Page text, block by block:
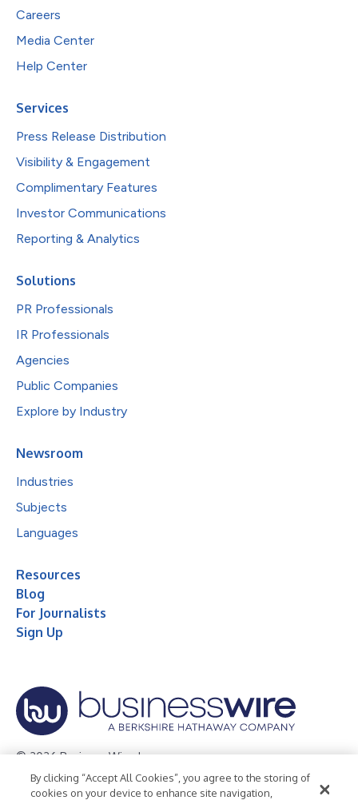
Careers
Media Center
Help Center
Services
Press Release Distribution
Visibility & Engagement
Complimentary Features
Investor Communications
Reporting & Analytics
Solutions
PR Professionals
IR Professionals
Agencies
Public Companies
Explore by Industry
Newsroom
Industries
Subjects
Languages
Resources
Blog
For Journalists
Sign Up
© 2026 Business Wire, Inc.
Privacy Policy Cookie Policy Accessibility Statement
By clicking “Accept All Cookies”, you agree to the storing of
cookies on your device to enhance site navigation,